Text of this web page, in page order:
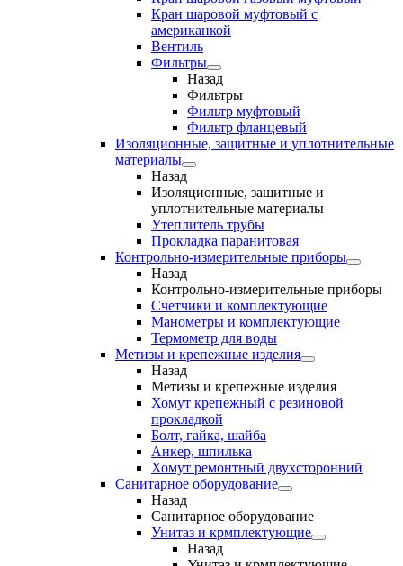
Кран шаровой муфтовый с
американкой
Вентиль
Фильтры
Назад
Фильтры
Фильтр муфтовый
Фильтр фланцевый
Изоляционные, защитные и уплотнительные
материалы
Назад
Изоляционные, защитные и
уплотнительные материалы
Утеплитель трубы
Прокладка паранитовая
Контрольно-измерительные приборы
Назад
Контрольно-измерительные приборы
Счетчики и комплектующие
Манометры и комплектующие
Термометр для воды
Метизы и крепежные изделия
Назад
Метизы и крепежные изделия
Хомут крепежный с резиновой
прокладкой
Болт, гайка, шайба
Анкер, шпилька
Хомут ремонтный двухсторонний
Санитарное оборудование
Назад
Санитарное оборудование
Унитаз и крмплектующие
Назад